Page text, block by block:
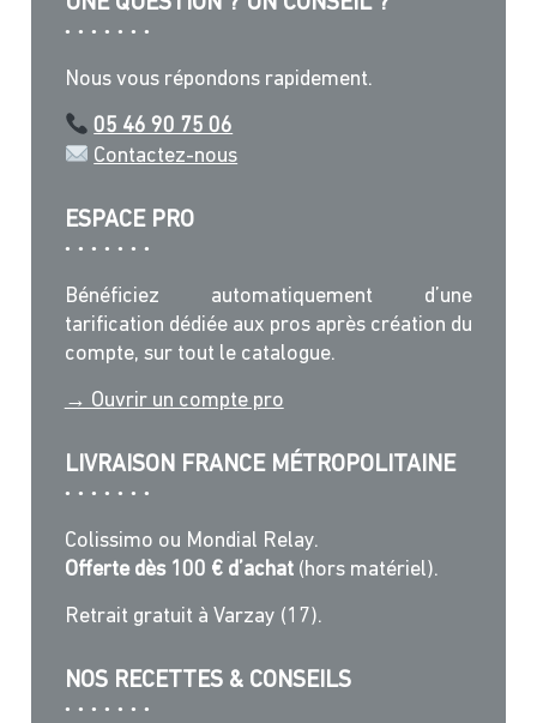
sur
Nous vous répondons rapidement.
05 46 90 75 06
Contactez-nous
ESPACE PRO
Bénéficiez automatiquement d’une
tarification dédiée aux pros après création du
compte, sur tout le catalogue.
→ Ouvrir un compte pro
LIVRAISON FRANCE MÉTROPOLITAINE
Colissimo ou Mondial Relay.
Offerte dès 100 € d’achat (hors matériel).
Retrait gratuit à Varzay (17).
NOS RECETTES & CONSEILS